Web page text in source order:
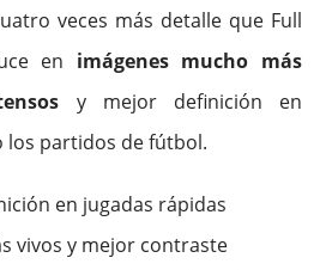
veces más detalle que Full
en imágenes mucho más
y mejor definición en
los partidos de fútbol.
en jugadas rápidas
vivos y mejor contraste